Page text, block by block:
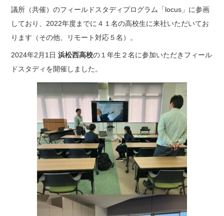
採用情報
お問い合わせ
議所（共催）のフィールドスタディプログラム「locus」に参画
しており、2022年度までに４１名の高校生に来社いただいてお
ります（その他、リモート対応５名）。
2024年2月1日浜松西高校の１年生２名に参加いただきフィール
ドスタディを開催しました。